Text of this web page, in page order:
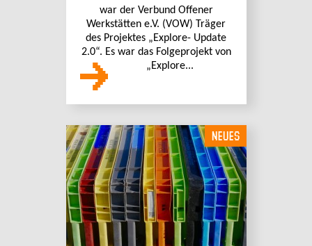
war der Verbund Offener
Werkstätten e.V. (VOW) Träger
des Projektes „Explore- Update
2.0“. Es war das Folgeprojekt von
„Explore...
NEUES